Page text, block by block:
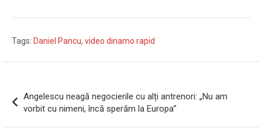
Tags: Daniel Pancu, video dinamo rapid
în
articole
Angelescu neagă negocierile cu alți antrenori: „Nu am
vorbit cu nimeni, încă sperăm la Europa”